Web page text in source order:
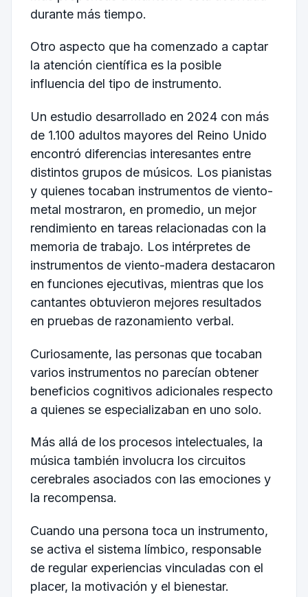
durante más tiempo.
Otro aspecto que ha comenzado a captar
la atención científica es la posible
influencia del tipo de instrumento.
Un estudio desarrollado en 2024 con más
de 1.100 adultos mayores del Reino Unido
encontró diferencias interesantes entre
distintos grupos de músicos. Los pianistas
y quienes tocaban instrumentos de viento-
metal mostraron, en promedio, un mejor
rendimiento en tareas relacionadas con la
memoria de trabajo. Los intérpretes de
instrumentos de viento-madera destacaron
en funciones ejecutivas, mientras que los
cantantes obtuvieron mejores resultados
en pruebas de razonamiento verbal.
Curiosamente, las personas que tocaban
varios instrumentos no parecían obtener
beneficios cognitivos adicionales respecto
a quienes se especializaban en uno solo.
Más allá de los procesos intelectuales, la
música también involucra los circuitos
cerebrales asociados con las emociones y
la recompensa.
Cuando una persona toca un instrumento,
se activa el sistema límbico, responsable
de regular experiencias vinculadas con el
placer, la motivación y el bienestar.